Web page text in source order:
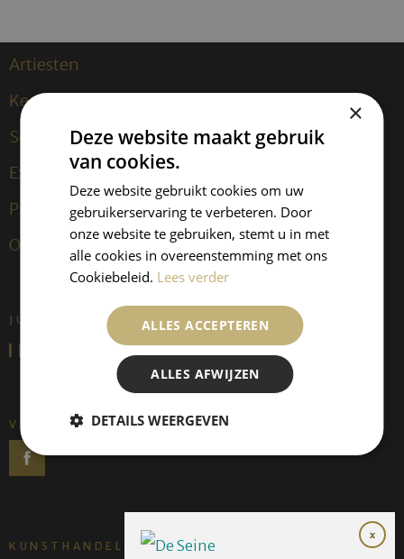
Artiesten
Kees van Dongen
Sculpturen
Exposities
Publicaties
Over ons
JUFFERMANS FINE ART IS:
VOLG ONS
KUNSTHANDEL JUFFERMANS
×
Deze website maakt gebruik
van cookies.
Deze website gebruikt cookies om uw
gebruikerservaring te verbeteren. Door
onze website te gebruiken, stemt u in met
alle cookies in overeenstemming met ons
Cookiebeleid. Lees verder
ALLES ACCEPTEREN
ALLES AFWIJZEN
DETAILS WEERGEVEN